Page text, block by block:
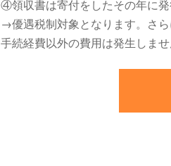
④領収書は寄付をしたその年に
→優遇税制対象となります。さら
手続経費以外の費用は発生しま